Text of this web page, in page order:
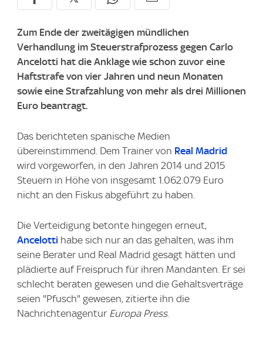
Zum Ende der zweitägigen mündlichen
Verhandlung im Steuerstrafprozess gegen Carlo
Ancelotti hat die Anklage wie schon zuvor eine
Haftstrafe von vier Jahren und neun Monaten
sowie eine Strafzahlung von mehr als drei Millionen
Euro beantragt.
Das berichteten spanische Medien
übereinstimmend. Dem Trainer von Real Madrid
wird vorgeworfen, in den Jahren 2014 und 2015
Steuern in Höhe von insgesamt 1.062.079 Euro
nicht an den Fiskus abgeführt zu haben.
Die Verteidigung betonte hingegen erneut,
Ancelotti habe sich nur an das gehalten, was ihm
seine Berater und Real Madrid gesagt hätten und
plädierte auf Freispruch für ihren Mandanten. Er sei
schlecht beraten gewesen und die Gehaltsverträge
seien "Pfusch" gewesen, zitierte ihn die
Nachrichtenagentur Europa Press.